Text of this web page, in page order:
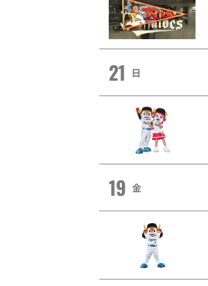
21 日
19 金